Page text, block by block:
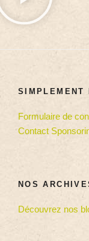
SIMPLEMENT
Formulaire de
Contact
NOS
Découvrez nos